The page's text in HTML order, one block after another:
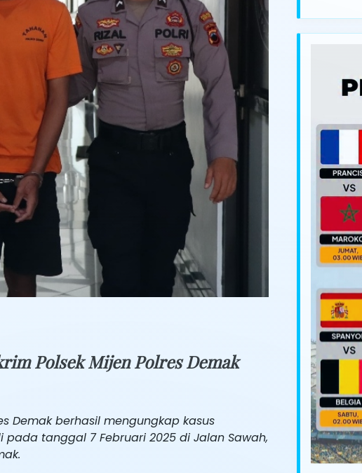
Polsek Mijen Polres Demak
Demak berhasil mengungkap kasus
tanggal 7 Februari 2025 di Jalan Sawah,